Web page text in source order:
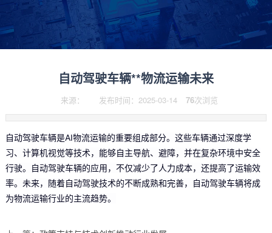
自动驾驶车辆**物流运输未来
来源： 发布时间：2025-03-14 76次浏览
自动驾驶车辆是AI物流运输的重要组成部分。这些车辆通过深度学
习、计算机视觉等技术，能够自主导航、避障，并在复杂环境中安全
行驶。自动驾驶车辆的应用，不仅减少了人力成本，还提高了运输效
率。未来，随着自动驾驶技术的不断成熟和完善，自动驾驶车辆将成
为物流运输行业的主流趋势。